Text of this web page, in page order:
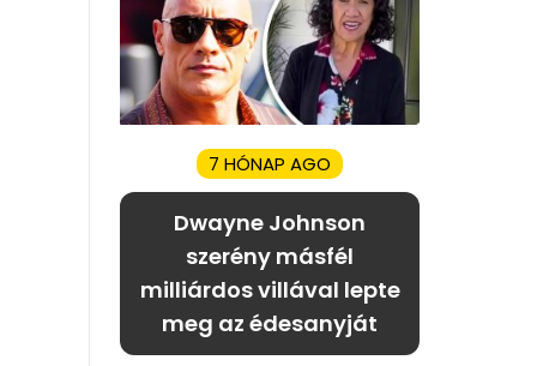
7 HÓNAP AGO
Dwayne Johnson
szerény másfél
milliárdos villával lepte
meg az édesanyját